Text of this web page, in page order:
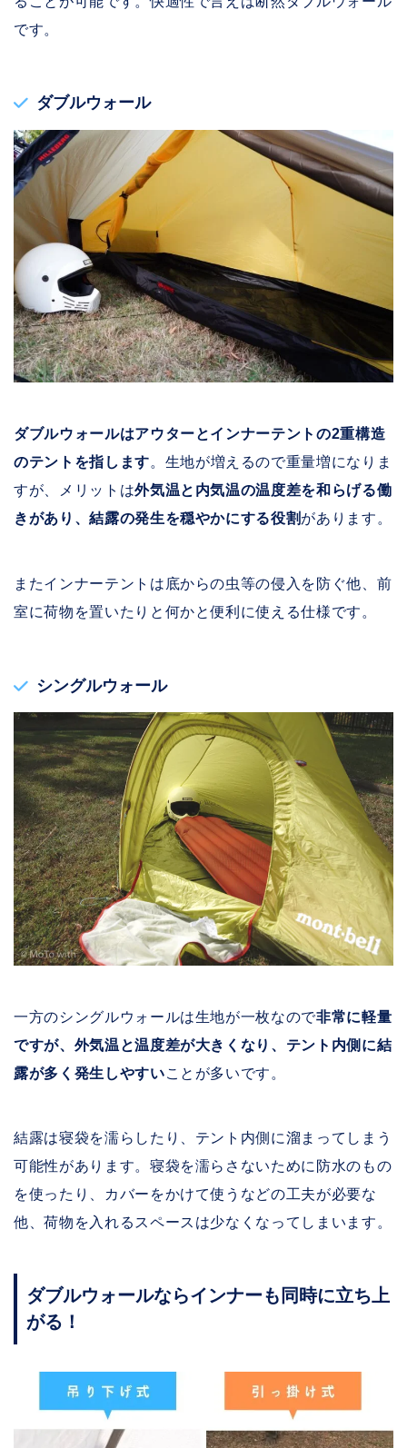
です。
ダブルウォール
ダブルウォールはアウターとインナーテントの2重構造
のテントを指します。生地が増えるので重量増になりま
すが、メリットは外気温と内気温の温度差を和らげる働
きがあり、結露の発生を穏やかにする役割があります。
またインナーテントは底からの虫等の侵入を防ぐ他、前
室に荷物を置いたりと何かと便利に使える仕様です。
シングルウォール
一方のシングルウォールは生地が一枚なので非常に軽量
ですが、外気温と温度差が大きくなり、テント内側に結
露が多く発生しやすいことが多いです。
結露は寝袋を濡らしたり、テント内側に溜まってしまう
可能性があります。寝袋を濡らさないために防水のもの
を使ったり、カバーをかけて使うなどの工夫が必要な
他、荷物を入れるスペースは少なくなってしまいます。
ダブルウォールならインナーも同時に立ち上
がる！